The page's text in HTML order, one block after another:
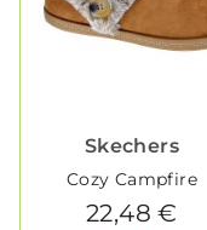
Skechers
Cozy Campfire
22,48 €